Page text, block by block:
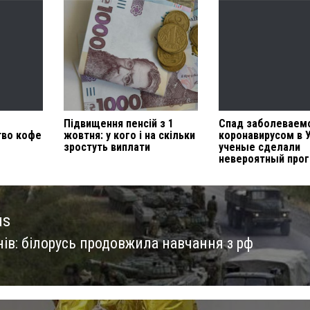
кофе
Підвищення пенсій з 1
жовтня: у кого і на скільки
зростуть виплати
Спад
коронавирусом в
ученые сделали
невероятный
білорусь продовжила навчання з рф